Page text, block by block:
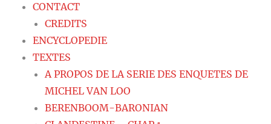
CONTACT
CREDITS
ENCYCLOPEDIE
TEXTES
A PROPOS DE LA SERIE DES ENQUETES DE
MICHEL VAN LOO
BERENBOOM-BARONIAN